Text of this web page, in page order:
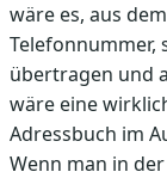
wäre es, aus
Telefonnummer,
übertragen und
wäre eine
Adressbuch im
Wenn man in